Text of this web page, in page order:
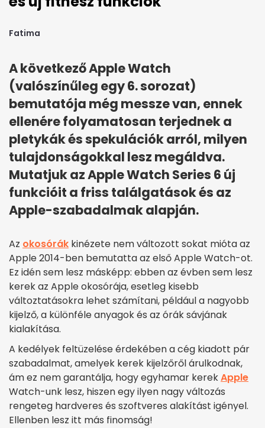
Fatima
A következő Apple Watch
(valószínűleg egy 6. sorozat)
bemutatója még messze van, ennek
ellenére folyamatosan terjednek a
pletykák és spekulációk arról, milyen
tulajdonságokkal lesz megáldva.
Mutatjuk az Apple Watch Series 6 új
funkcióit a friss találgatások és az
Apple-szabadalmak alapján.
Az okosórák kinézete nem változott sokat mióta az
Apple 2014-ben bemutatta az első Apple Watch-ot.
Ez idén sem lesz másképp: ebben az évben sem lesz
kerek az Apple okosórája, esetleg kisebb
változtatásokra lehet számítani, például a nagyobb
kijelző, a különféle anyagok és az órák sávjának
kialakítása.
A kedélyek feltüzelése érdekében a cég kiadott pár
szabadalmat, amelyek kerek kijelzőről árulkodnak,
ám ez nem garantálja, hogy egyhamar kerekApple
Watch-unk lesz, hiszen egy ilyen nagy változás
rengeteg hardveres és szoftveres alakítást igényel.
Ellenben lesz itt más finomság!